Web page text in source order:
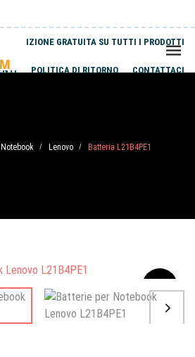
SPEDIZIONE GRATUITA SU TUTTI I PRODOTTI
POLITICA DI RITORNO CONTATTACI
/ Lenovo / Batteria L21B4PE1